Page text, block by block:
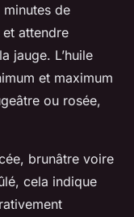
de
attendre
jauge. L’huile
et maximum
ou rosée,
brunâtre voire
cela indique